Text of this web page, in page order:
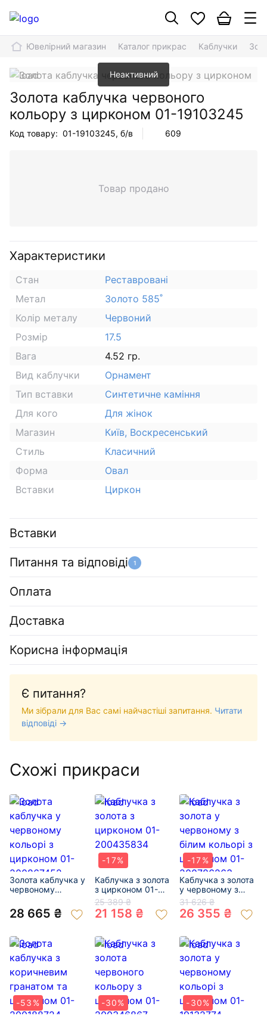
Ювелірний магазин Каталог прикрас Каблучки
Неактивний
Золота каблучка червоного
кольору з цирконом 01-19103245
Код товару: 01-19103245, б/в 609
Товар продано
Характеристики
Стан
Реставровані
Метал
Золото 585˚
Колір металу
Червоний
Розмір
17.5
Вага
4.52 гр.
Вид каблучки
Орнамент
Тип вставки
Синтетичне каміння
Для кого
Для жінок
Магазин
Київ, Воскресенський
Стиль
Класичний
Форма
Овал
Вставки
Циркон
Вставки
Питання та відповіді 1
Оплата
Доставка
Корисна інформація
Є питання?
Ми зібрали для Вас самі найчастіші запитання. Читати
відповіді →
Схожі прикраси
Золота каблучка у
червоному
цирконом 01-
200867452
28 665 ₴
-17%
Каблучка з золота
з цирконом 01-
200435834
25 389 ₴
21 158 ₴
-17%
Каблучка з золота
у червоному з
білим кольорі з
цирконом 01-
200786263
31 626 ₴
26 355 ₴
-53%
-30%
-30%